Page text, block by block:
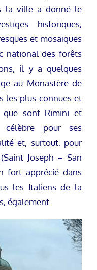
la ville a donné le
historiques,
et mosaïques
national des forêts
il y a quelques
au Monastère de
les plus connues et
que sont Rimini et
pour ses
et, surtout, pour
Joseph – San
fort apprécié dans
les Italiens de la
également.